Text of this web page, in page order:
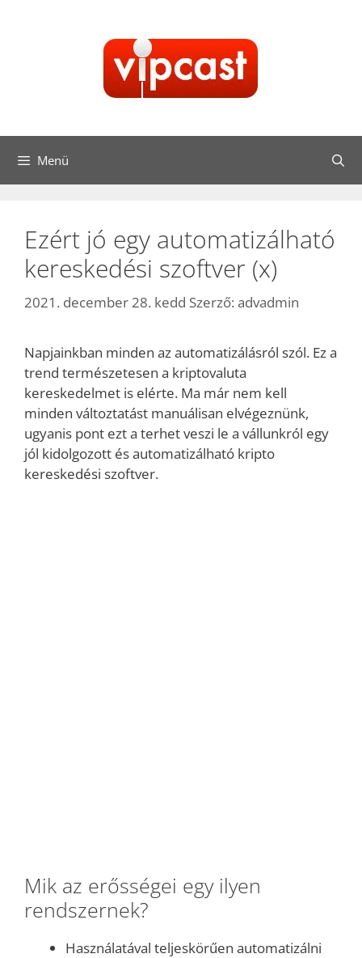
Menü
Ezért jó egy automatizálható
kereskedési szoftver (x)
2021. december 28. kedd Szerző: advadmin
Napjainkban minden az automatizálásról szól. Ez a
trend természetesen a kriptovaluta
kereskedelmet is elérte. Ma már nem kell
minden változtatást manuálisan elvégeznünk,
ugyanis pont ezt a terhet veszi le a vállunkról egy
jól kidolgozott és automatizálható kripto
kereskedési szoftver.
Mik az erősségei egy ilyen
rendszernek?
Használatával teljeskörűen automatizálni